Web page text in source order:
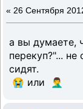
« 26 Сентября
а вы думаете,
перекуп?"... не
сидят.
😭 или 🤦‍♂️